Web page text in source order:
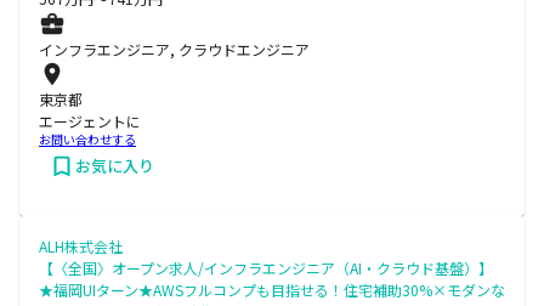
インフラエンジニア, クラウドエンジニア
東京都
エージェントに
お問い合わせする
お気に入り
ALH株式会社
【〈全国〉オープン求人/インフラエンジニア（AI・クラウド基盤）】
★福岡UIターン★AWSフルコンプも目指せる！住宅補助30%×モダンな